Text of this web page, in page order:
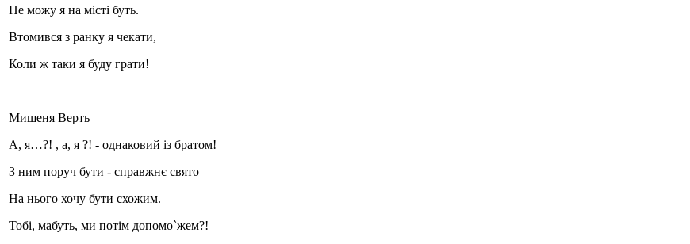
Не можу я на місті буть.
Втомився з ранку я чекати,
Коли ж таки я буду грати!
Мишеня Верть
А, я…?! , а, я ?! - однаковий із братом!
З ним поруч бути - справжнє свято
На нього хочу бути схожим.
Тобі, мабуть, ми потім допомо`жем?!